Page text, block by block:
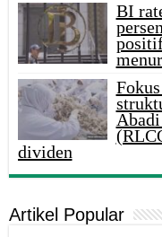
BI
dividen
Artikel Popular